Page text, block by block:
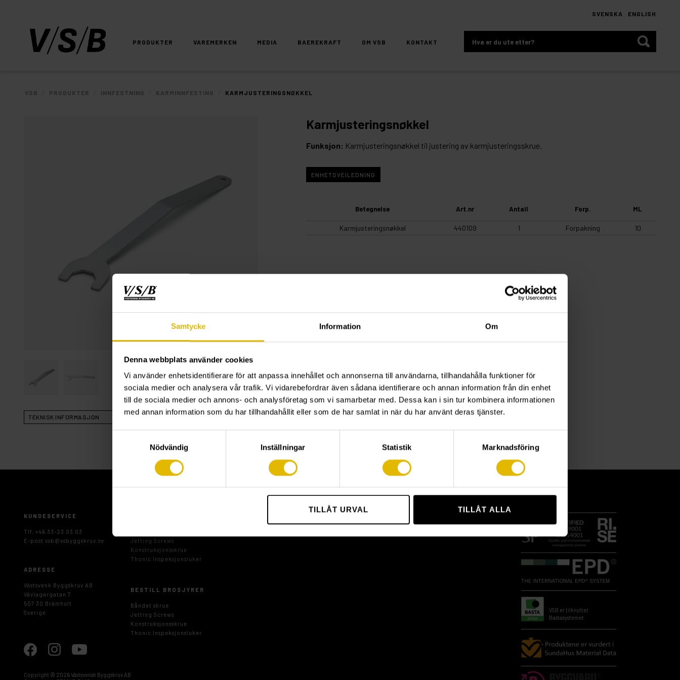
Samtycke Information Om
Denna webbplats använder cookies
Vi använder enhetsidentifierare för att anpassa innehållet och annonserna till användarna, tillhandahålla funktioner för
sociala medier och analysera vår trafik. Vi vidarebefordrar även sådana identifierare och annan information från din enhet
till de sociala medier och annons- och analysföretag som vi samarbetar med. Dessa kan i sin tur kombinera informationen
med annan information som du har tillhandahållit eller som de har samlat in när du har använt deras tjänster.
Nödvändig
Inställningar Statistik Marknadsföring
TILLÅT URVAL TILLÅT ALLA
PRODUKTER VAREMERKEN MEDIA BAEREKRAFT OM VSB KONTAKT
du
SVENSKA ENGLISH
VSB PRODUKTER INNFESTNING KARMINNFESTING KARMJUSTERINGSNØKKEL
TEKNISK INFORMASJON
Karmjusteringsnøkkel
Funksjon: Karmjusteringsnøkkel til justering av karmjusteringsskrue.
ENHETSVEILEDNING
Betegnelse Art.nr Antall Forp. ML
Karmjusteringsnøkkel 440109 1 Forpakning 10
KUNDESERVICE
Tlf. +46 33-23 03 03
E-post vsb@vsbyggskruv.se
Jetting Screws
Konstruksjonsskrue
Thonic Inspeksjonsluker
ADRESSE
Västsvenk Byggskruv AB
Vävlagargatan 7
507 30 Brämhult
Sverige
BESTILL BROSJYRER
Båndet skrue
Jetting Screws
Konstruksjonsskrue
Thonic Inspeksjonsluker
VSB er tilknyttet
Bastasystemet
Copyright © 2026 Västsvensk Byggskruv AB